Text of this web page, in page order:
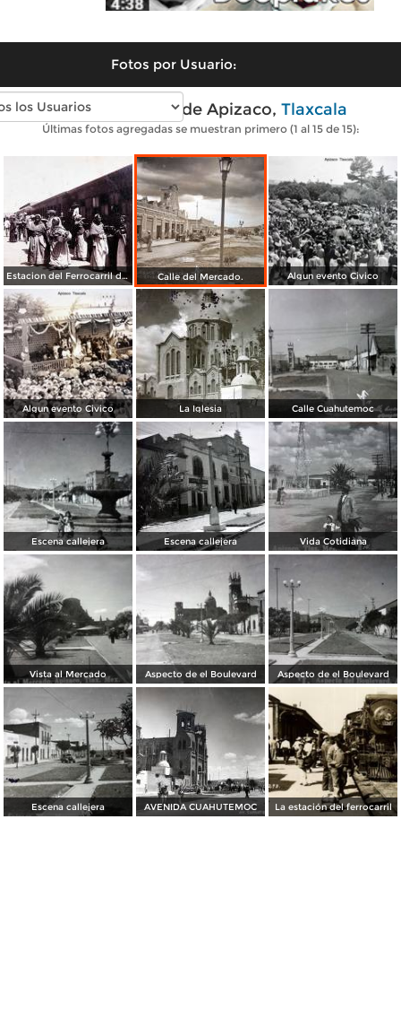
Fotos por Usuario:
Fotos antiguas de Apizaco, Tlaxcala
Últimas fotos agregadas se muestran primero (1 al 15 de 15):
Estacion del Ferrocarril de Apizaco, Tlaxcala por el Fotógrafo Abel Briquet.. Calle del Mercado. Algun evento Civico
Algun evento Civico La Iglesia Calle Cuahutemoc
Escena callejera Escena callejera Vida Cotidiana
Vista al Mercado Aspecto de el Boulevard Aspecto de el Boulevard
Escena callejera AVENIDA CUAHUTEMOC La estación del ferrocarril